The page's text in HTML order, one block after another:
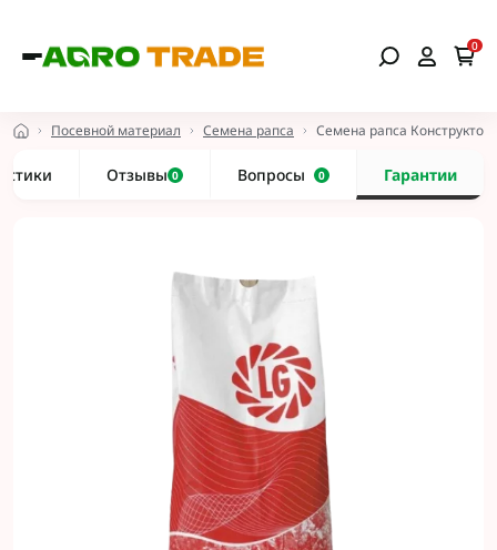
0
Посевной материал Семена рапса Семена рапса Конструктор
Отзывы 0 Вопросы 0 Гарантии